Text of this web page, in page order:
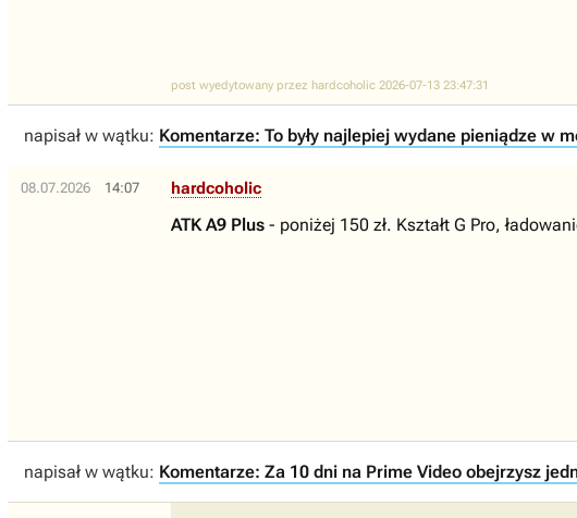
post wyedytowany przez hardcoholic 2026-07-13 23:47:31
napisał w wątku: Komentarze: To były najlepiej wydane pieniądze w
08.07.2026 14:07 hardcoholic
ATK A9 Plus - poniżej 150 zł. Kształt G Pro,
napisał w wątku: Komentarze: Za 10 dni na Prime Video obejrzysz